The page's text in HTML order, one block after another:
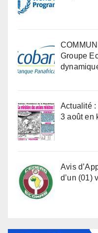
Groupe
Actualité :
3 août en
Avis
d’un (01)